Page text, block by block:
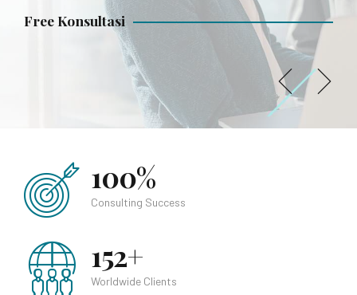
Free Konsultasi
Free Konsultasi
Free Konsultasi
100%
Consulting Success
152+
Worldwide Clients